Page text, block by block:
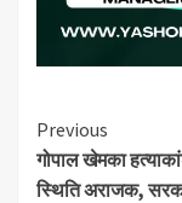
Continue
Reading
Previous
गोपाल खेमका
स्थिति अराजक,